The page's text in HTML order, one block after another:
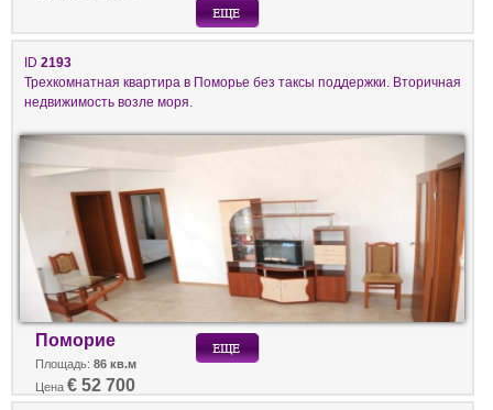
ID 2193
Трехкомнатная квартира в Поморье без таксы поддержки. Вторичная
недвижимость возле моря.
Поморие
Площадь: 86 кв.м
Цена € 52 700